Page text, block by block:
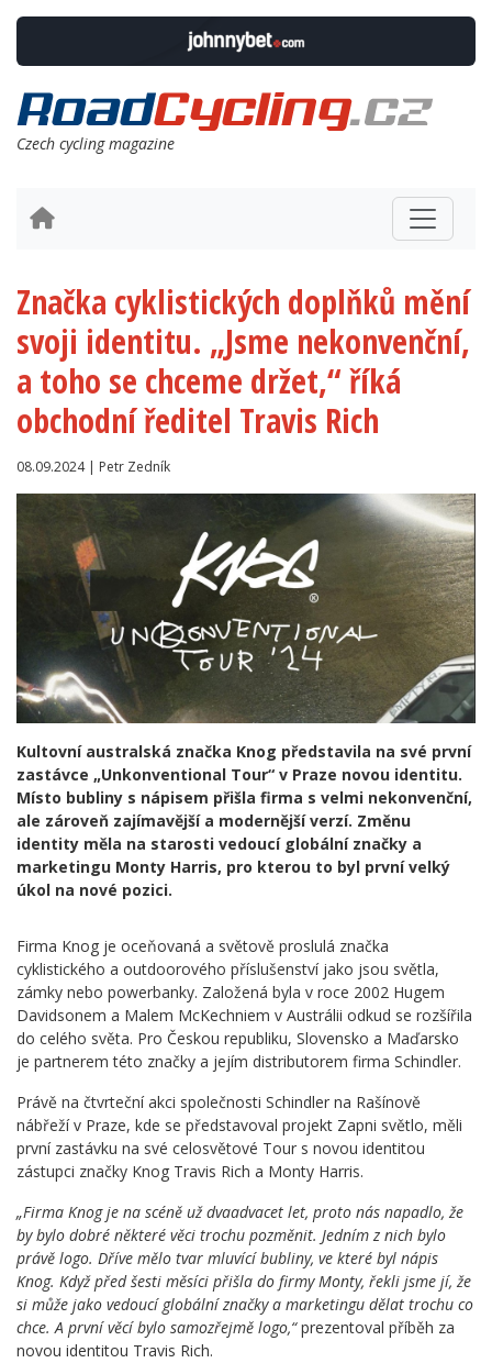
Czech cycling magazine
Značka cyklistických doplňků mění
svoji identitu. „Jsme nekonvenční,
a toho se chceme držet,“ říká
obchodní ředitel Travis Rich
08.09.2024 | Petr Zedník
Kultovní australská značka Knog představila na své první
zastávce „Unkonventional Tour“ v Praze novou identitu.
Místo bubliny s nápisem přišla firma s velmi nekonvenční,
ale zároveň zajímavější a modernější verzí. Změnu
identity měla na starosti vedoucí globální značky a
marketingu Monty Harris, pro kterou to byl první velký
úkol na nové pozici.
Firma Knog je oceňovaná a světově proslulá značka
cyklistického a outdoorového příslušenství jako jsou světla,
zámky nebo powerbanky. Založená byla v roce 2002 Hugem
Davidsonem a Malem McKechniem v Austrálii odkud se rozšířila
do celého světa. Pro Českou republiku, Slovensko a Maďarsko
je partnerem této značky a jejím distributorem firma Schindler.
Právě na čtvrteční akci společnosti Schindler na Rašínově
nábřeží v Praze, kde se představoval projekt Zapni světlo, měli
první zastávku na své celosvětové Tour s novou identitou
zástupci značky Knog Travis Rich a Monty Harris.
„Firma Knog je na scéně už dvaadvacet let, proto nás napadlo, že
by bylo dobré některé věci trochu pozměnit. Jedním z nich bylo
právě logo. Dříve mělo tvar mluvící bubliny, ve které byl nápis
Knog. Když před šesti měsíci přišla do firmy Monty, řekli jsme jí, že
si může jako vedoucí globální značky a marketingu dělat trochu co
chce. A první věcí bylo samozřejmě logo,“prezentoval příběh za
novou identitou Travis Rich.